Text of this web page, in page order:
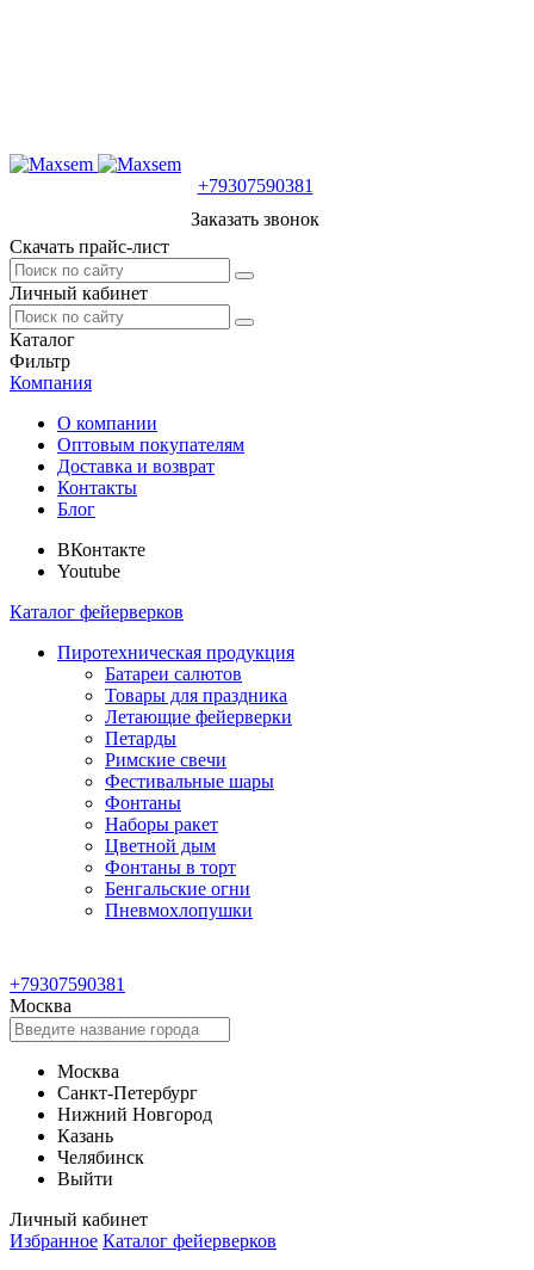
+79307590381
Заказать звонок
Скачать прайс-лист
Личный кабинет
Каталог
Фильтр
Компания
О компании
Оптовым покупателям
Доставка и возврат
Контакты
Блог
ВКонтакте
Youtube
Каталог фейерверков
Пиротехническая продукция
Батареи салютов
Товары для праздника
Летающие фейерверки
Петарды
Римские свечи
Фестивальные шары
Фонтаны
Наборы ракет
Цветной дым
Фонтаны в торт
Бенгальские огни
Пневмохлопушки
+79307590381
Москва
Москва
Санкт-Петербург
Нижний Новгород
Казань
Челябинск
Выйти
Личный кабинет
Избранное Каталог фейерверков